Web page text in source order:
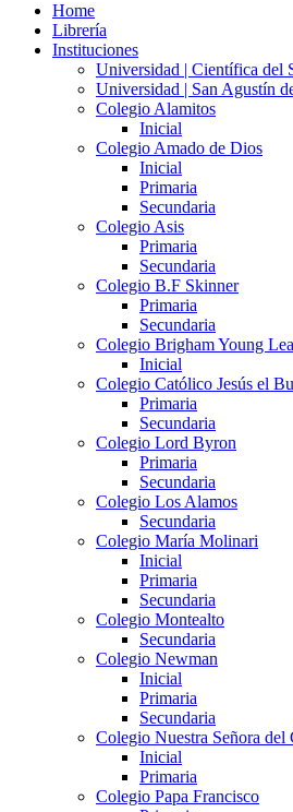
Home
Librería
Instituciones
Universidad | Científica del
Universidad | San Agustín
Colegio Alamitos
Inicial
Colegio Amado de Dios
Inicial
Primaria
Secundaria
Colegio Asis
Primaria
Secundaria
Colegio B.F Skinner
Primaria
Secundaria
Colegio Brigham Young
Inicial
Colegio Católico Jesús el
Primaria
Secundaria
Colegio Lord Byron
Primaria
Secundaria
Colegio Los Alamos
Secundaria
Colegio María Molinari
Inicial
Primaria
Secundaria
Colegio Montealto
Secundaria
Colegio Newman
Inicial
Primaria
Secundaria
Colegio Nuestra Señora del
Inicial
Primaria
Colegio Papa Francisco